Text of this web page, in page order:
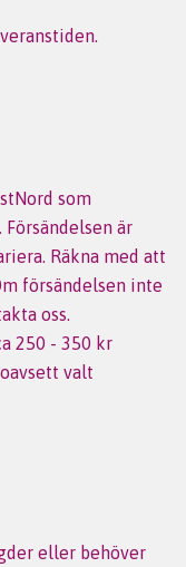
som
är
Räkna med att
försändelsen inte
oss.
250 - 350 kr
valt
eller behöver